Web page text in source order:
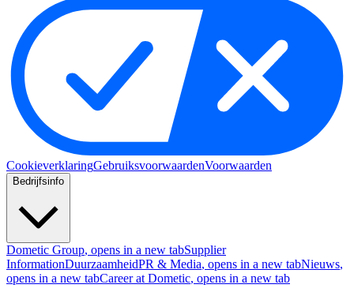
CookieverklaringGebruiksvoorwaardenVoorwaarden
Bedrijfsinfo
Dometic Group, opens in a new tabSupplier
InformationDuurzaamheidPR & Media, opens in a new tabNieuws,
opens in a new tabCareer at Dometic, opens in a new tab